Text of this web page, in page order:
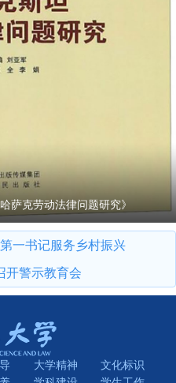
萨克劳动法律问题研究》
一书记服务乡村振兴
开警示教育会
大学精神
文化标识